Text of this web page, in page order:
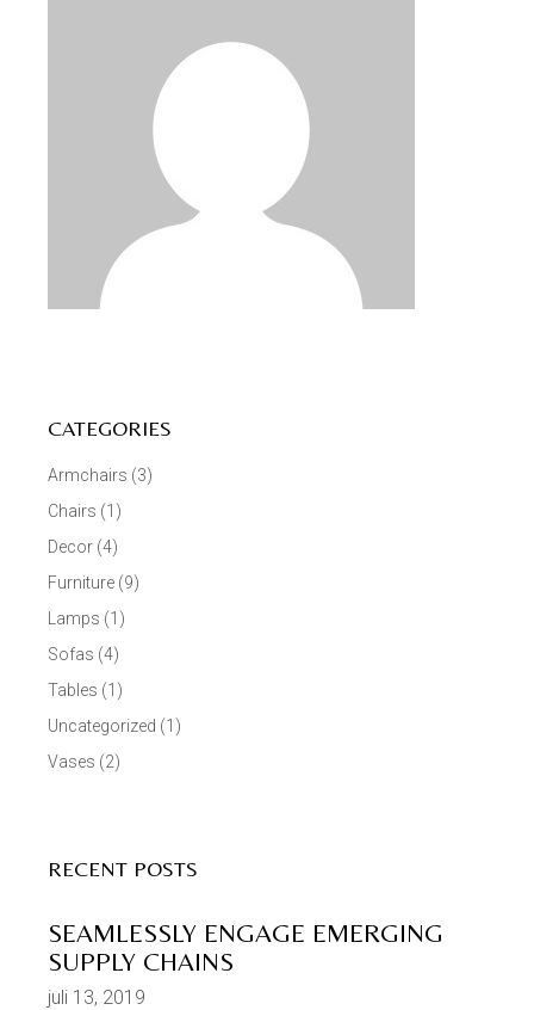
CATEGORIES
Armchairs (3)
Chairs (1)
Decor (4)
Furniture (9)
Lamps (1)
Sofas (4)
Tables (1)
Uncategorized (1)
Vases (2)
RECENT POSTS
SEAMLESSLY ENGAGE EMERGING
SUPPLY CHAINS
juli 13, 2019